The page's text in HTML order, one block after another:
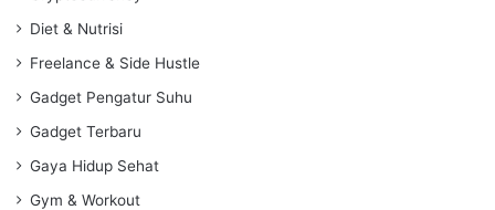
Diet & Nutrisi
Freelance & Side Hustle
Gadget Pengatur Suhu
Gadget Terbaru
Gaya Hidup Sehat
Gym & Workout